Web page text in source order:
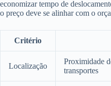
economizar tempo de
o preço deve se alinhar com o
Critério
Localização
Proximidade
transportes